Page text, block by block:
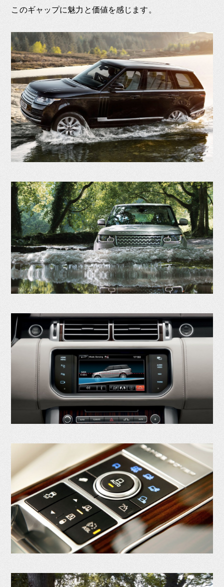
このギャップに魅力と価値を感じます。